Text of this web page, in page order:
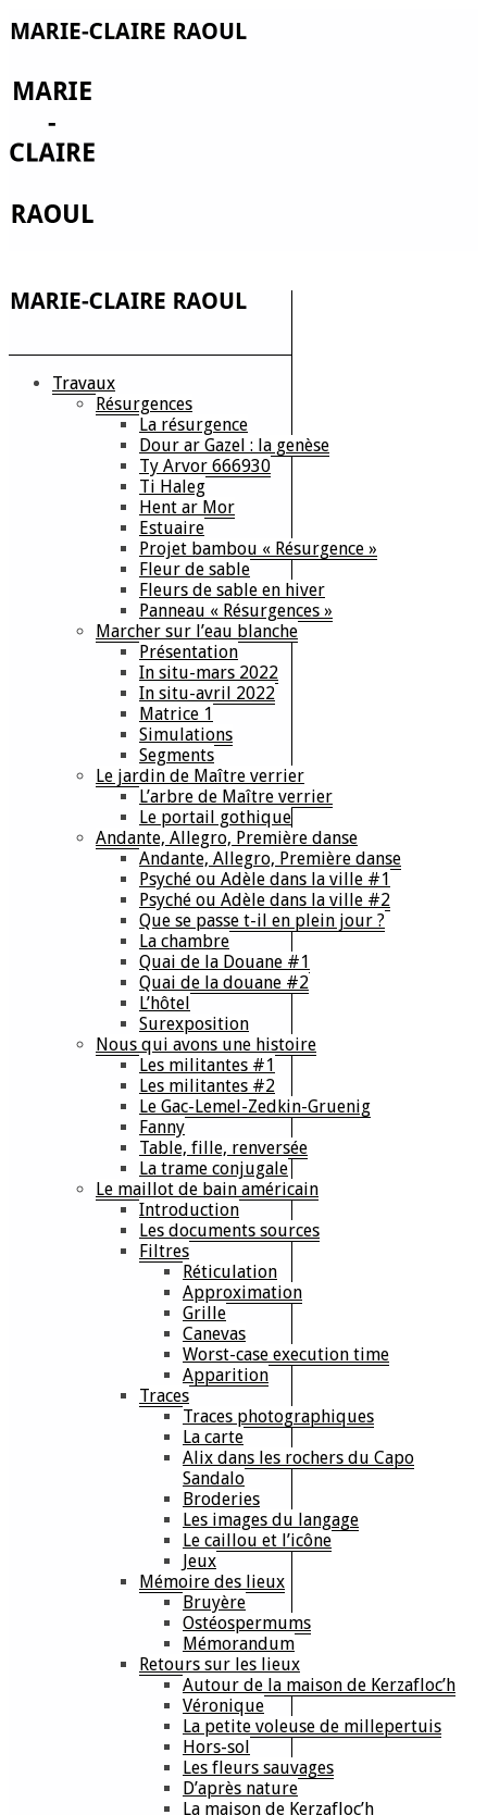
Travaux
Résurgences
La résurgence
Dour ar Gazel : la genèse
Ty Arvor 666930
Ti Haleg
Hent ar Mor
Estuaire
Projet bambou « Résurgence »
Fleur de sable
Fleurs de sable en hiver
Panneau « Résurgences »
Marcher sur l’eau blanche
Présentation
In situ-mars 2022
In situ-avril 2022
Matrice 1
Simulations
Segments
Le jardin de Maître verrier
L’arbre de Maître verrier
Le portail gothique
Andante, Allegro, Première danse
Andante, Allegro, Première danse
Psyché ou Adèle dans la ville #1
Psyché ou Adèle dans la ville #2
Que se passe t-il en plein jour ?
La chambre
Quai de la Douane #1
Quai de la douane #2
L’hôtel
Surexposition
Nous qui avons une histoire
Les militantes #1
Les militantes #2
Le Gac-Lemel-Zedkin-Gruenig
Fanny
Table, fille, renversée
La trame conjugale
Le maillot de bain américain
Introduction
Les documents sources
Filtres
Réticulation
Approximation
Grille
Canevas
Worst-case execution time
Apparition
Traces
Traces photographiques
La carte
Alix dans les rochers du Capo
Sandalo
Broderies
Les images du langage
Le caillou et l’icône
Jeux
Mémoire des lieux
Bruyère
Ostéospermums
Mémorandum
Retours sur les lieux
Autour de la maison de Kerzafloc’h
Véronique
La petite voleuse de millepertuis
Hors-sol
Les fleurs sauvages
D’après nature
La maison de Kerzafloc’h